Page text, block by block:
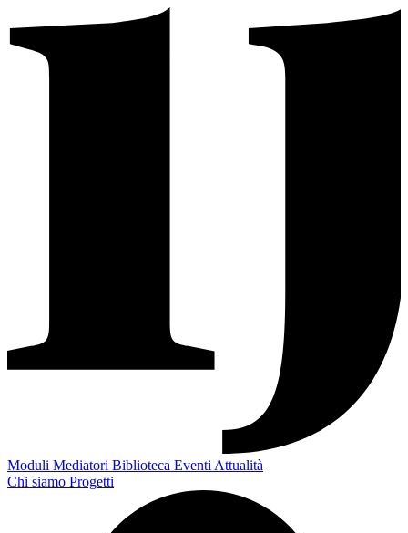
Moduli Mediatori Biblioteca Eventi Attualità
Chi siamo Progetti